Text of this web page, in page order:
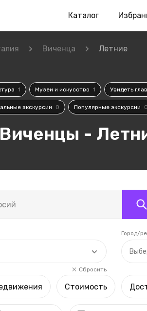
Каталог
Виченца Летние
1 Музеи и искусство 1 Увидеть
экскурсии 0 Популярные экскурсии 0
-
Сбросить
Город/
Стоимость